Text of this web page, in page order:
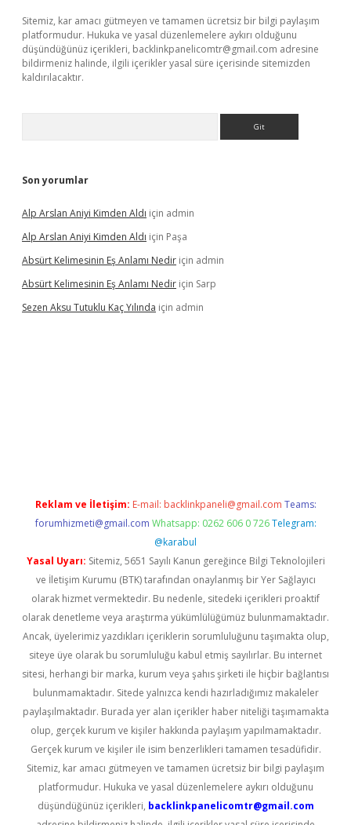
Sitemiz, kar amacı gütmeyen ve tamamen ücretsiz bir bilgi paylaşım
platformudur. Hukuka ve yasal düzenlemelere aykırı olduğunu
düşündüğünüz içerikleri, backlinkpanelicomtr@gmail.com adresine
bildirmeniz halinde, ilgili içerikler yasal süre içerisinde sitemizden
kaldırılacaktır.
Son yorumlar
Alp Arslan Aniyi Kimden Aldı için admin
Alp Arslan Aniyi Kimden Aldı için Paşa
Absürt Kelimesinin Eş Anlamı Nedir için admin
Absürt Kelimesinin Eş Anlamı Nedir için Sarp
Sezen Aksu Tutuklu Kaç Yılında için admin
Reklam ve İletişim: E-mail: backlinkpaneli@gmail.com Teams:
forumhizmeti@gmail.com Whatsapp: 0262 606 0 726 Telegram:
@karabul
Yasal Uyarı: Sitemiz, 5651 Sayılı Kanun gereğince Bilgi Teknolojileri
ve İletişim Kurumu (BTK) tarafından onaylanmış bir Yer Sağlayıcı
olarak hizmet vermektedir. Bu nedenle, sitedeki içerikleri proaktif
olarak denetleme veya araştırma yükümlülüğümüz bulunmamaktadır.
Ancak, üyelerimiz yazdıkları içeriklerin sorumluluğunu taşımakta olup,
siteye üye olarak bu sorumluluğu kabul etmiş sayılırlar. Bu internet
sitesi, herhangi bir marka, kurum veya şahıs şirketi ile hiçbir bağlantısı
bulunmamaktadır. Sitede yalnızca kendi hazırladığımız makaleler
paylaşılmaktadır. Burada yer alan içerikler haber niteliği taşımamakta
olup, gerçek kurum ve kişiler hakkında paylaşım yapılmamaktadır.
Gerçek kurum ve kişiler ile isim benzerlikleri tamamen tesadüfidir.
Sitemiz, kar amacı gütmeyen ve tamamen ücretsiz bir bilgi paylaşım
platformudur. Hukuka ve yasal düzenlemelere aykırı olduğunu
düşündüğünüz içerikleri, backlinkpanelicomtr@gmail.com